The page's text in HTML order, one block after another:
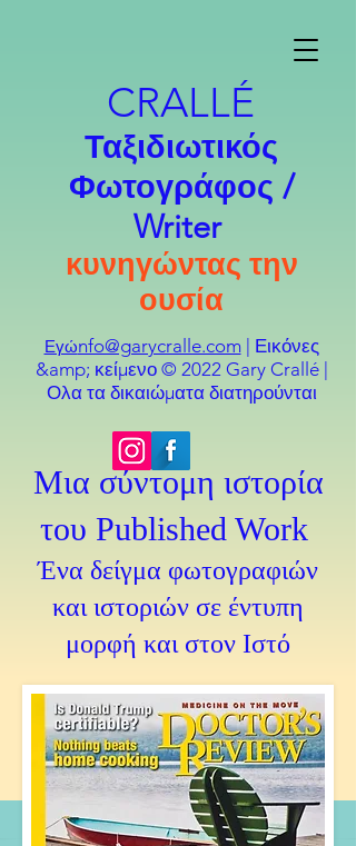
CRALLÉ
Ταξιδιωτικός
Φωτογράφος /
Writer
κυνηγώντας την
ουσία
Εγώnfo@garycralle.com| Εικόνες
&amp; κείμενο © 2022 Gary Crallé |
Ολα τα δικαιώματα διατηρούνται
Μια σύντομη ιστορία
του Published Work
Ένα δείγμα φωτογραφιών
και ιστοριών σε έντυπη
μορφή και στον Ιστό